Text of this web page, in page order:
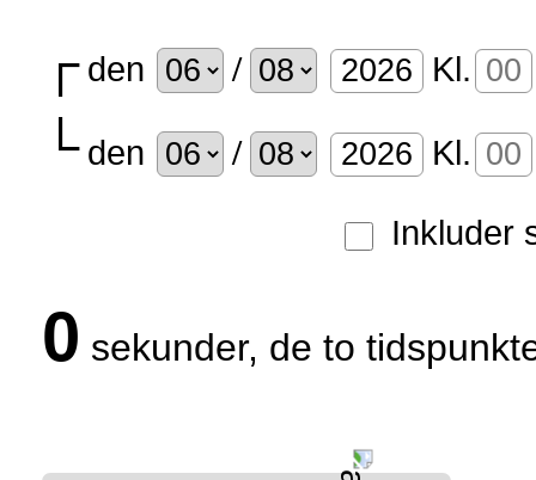
┌ den / Kl.
└ den / Kl.
Inkluder
0 sekunder, de to